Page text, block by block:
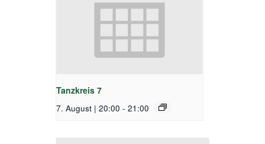
Tanzkreis 7
7. August | 20:00 - 21:00